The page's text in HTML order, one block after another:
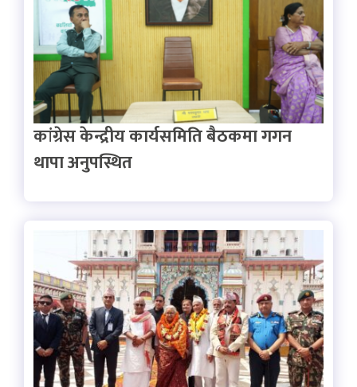
कांग्रेस केन्द्रीय कार्यसमिति बैठकमा गगन
थापा अनुपस्थित